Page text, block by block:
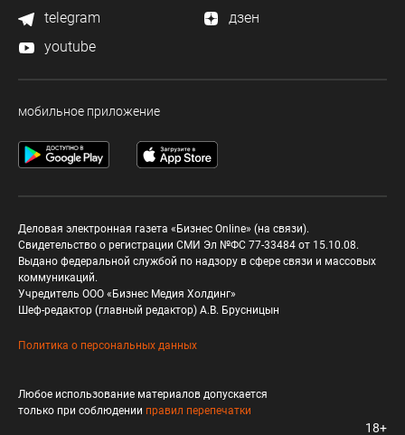
telegram
дзен
youtube
мобильное приложение
Деловая электронная газета «Бизнес Online» (на связи).
Свидетельство о регистрации СМИ Эл №ФС 77-33484 от 15.10.08.
Выдано федеральной службой по надзору в сфере связи и массовых
коммуникаций.
Учредитель ООО «Бизнес Медия Холдинг»
Шеф-редактор (главный редактор) А.В. Брусницын
Политика о персональных данных
Любое использование материалов допускается
только при соблюдении правил перепечатки
18+